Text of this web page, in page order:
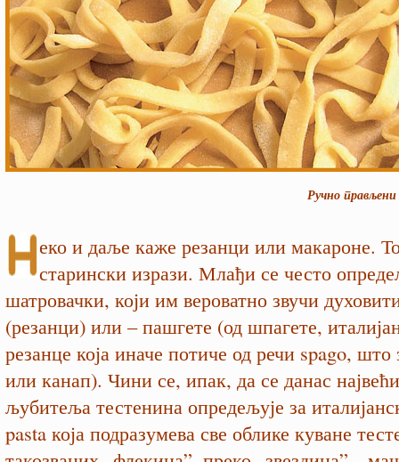
Ручно прављени
еко и даље каже резанци или макароне.
старински изрази. Млађи се често
шатровачки, који им вероватно звучи
(резанци) или – пашгете (од шпагете,
резанце која иначе потиче од речи spago, што
или канап). Чини се, ипак, да се данас
љубитеља тестенина опредељује за
pasta која подразумева све облике куване